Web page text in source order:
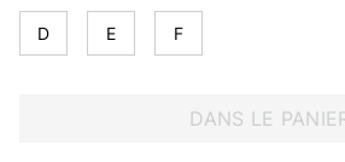
D E F
DANS LE